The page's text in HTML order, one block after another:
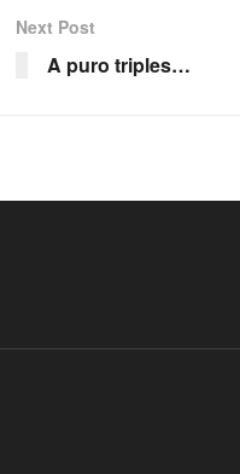
Next Post
A puro triples…